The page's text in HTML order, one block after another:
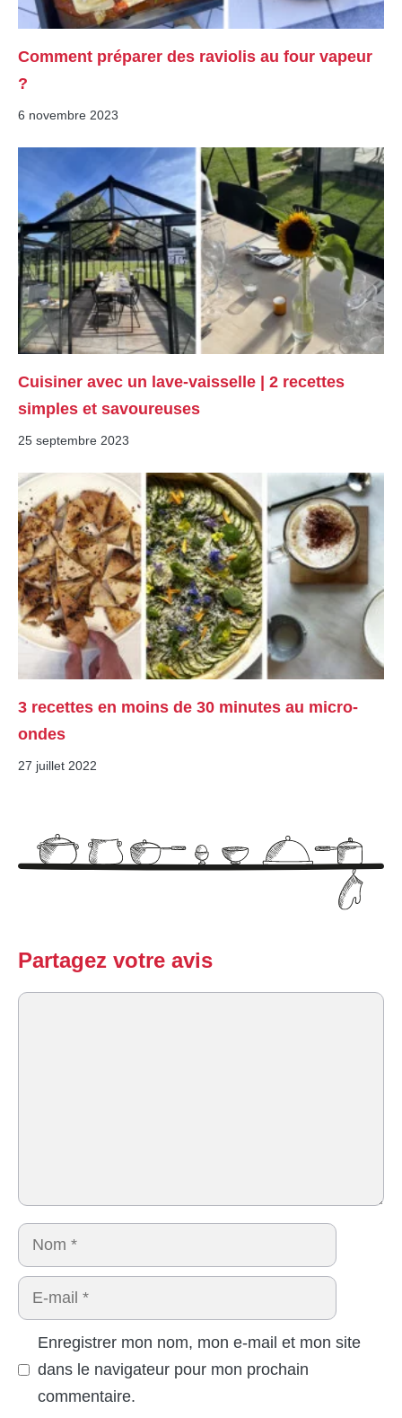
Comment préparer des raviolis au four vapeur
?
6 novembre 2023
Cuisiner avec un lave-vaisselle | 2 recettes
simples et savoureuses
25 septembre 2023
3 recettes en moins de 30 minutes au micro-
ondes
27 juillet 2022
Partagez votre avis
Commentaire
Nom
E-
mail
Enregistrer mon nom, mon e-mail et mon site
dans le navigateur pour mon prochain
commentaire.